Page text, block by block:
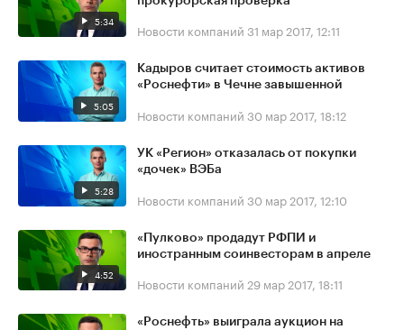
5:34 Новости компаний 31 мар 2017, 12:11
5:05
Кадыров считает стоимость активов
«Роснефти» в Чечне завышенной
Новости компаний 30 мар 2017, 18:12
5:28
УК «Регион» отказалась от покупки
«дочек» ВЭБа
Новости компаний 30 мар 2017, 12:10
4:52
«Пулково» продадут РФПИ и
иностранным соинвесторам в апреле
Новости компаний 29 мар 2017, 18:11
«Роснефть» выиграла аукцион на